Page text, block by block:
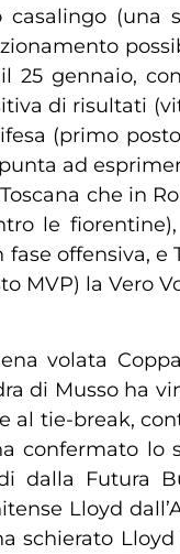
gennaio,
di risultati
(primo
ad
che in
le
offensiva,
MVP) la Vero
volata
di Musso ha
al tie-break,
confermato
dalla Futura
Lloyd
schierato